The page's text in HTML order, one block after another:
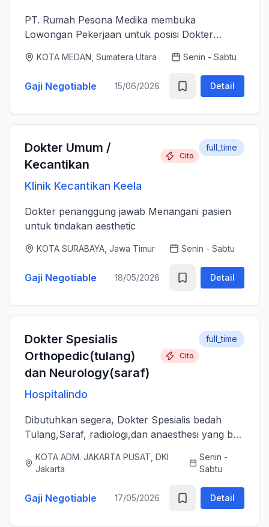
PT. Rumah Pesona Medika membuka
Lowongan Pekerjaan untuk posisi Dokter
layanan medis estetika yang aman, profesional
dan berkualitas tinggi sesuai standar k...
KOTA MEDAN, Sumatera Utara Senin - Sabtu
Gaji Negotiable 15/06/2026 Detail
Dokter Umum /
Kecantikan
Cito
Klinik Kecantikan Keela
full_time
Dokter penanggung jawab Menangani pasien
untuk tindakan aesthetic
KOTA SURABAYA, Jawa Timur Senin - Sabtu
Gaji Negotiable 18/05/2026 Detail
Dokter Spesialis
Orthopedic(tulang)
dan Neurology(saraf)
Cito
Hospitalindo
full_time
Dibutuhkan segera, Dokter Spesialis bedah
Tulang,Saraf, radiologi,dan anaesthesi yang bs
ramah dan berjiwa sosial. Bersedia bergabung
KOTA ADM. JAKARTA PUSAT, DKI
Jakarta
Senin -
Sabtu
Gaji Negotiable 17/05/2026 Detail